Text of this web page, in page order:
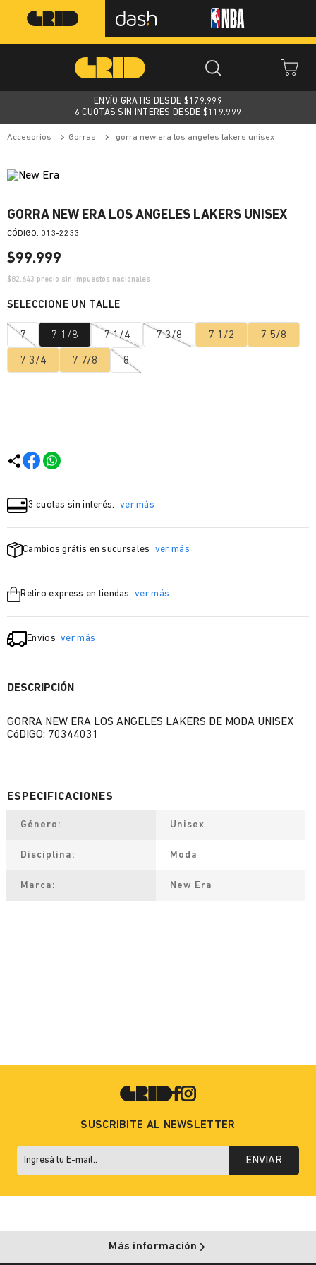
ENVÍO GRATIS DESDE $179.999
6 CUOTAS SIN INTERES DESDE $119.999
accesorios gorras gorra new era los angeles lakers unisex
GORRA NEW ERA LOS ANGELES LAKERS UNISEX
: 013-2233
$99.999
$82.643 precio sin impuestos nacionales
7 7 1/8 7 1/4 7 3/8 7 1/2 7 5/8
7 3/4 7 7/8 8
3 cuotas sin interés. ver más
Cambios grátis en sucursales ver más
Retiro express en tiendas ver más
Envíos ver más
DESCRIPCIÓN
GORRA NEW ERA LOS ANGELES LAKERS DE MODA UNISEX
CóDIGO: 70344031
Género Unisex
Disciplina Moda
Marca New Era
SUSCRIBITE AL NEWSLETTER
ENVIAR
Más información